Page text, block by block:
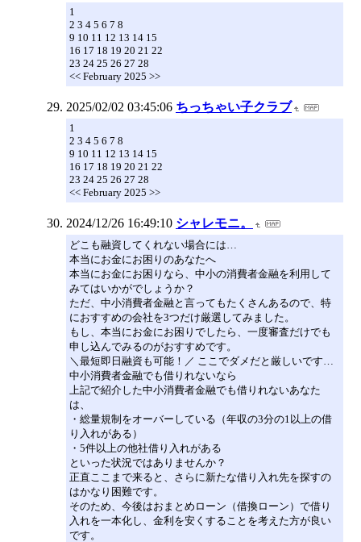
1
2 3 4 5 6 7 8
9 10 11 12 13 14 15
16 17 18 19 20 21 22
23 24 25 26 27 28
<< February 2025 >>
2025/02/02 03:45:06 ちっちゃい子クラブ
1
2 3 4 5 6 7 8
9 10 11 12 13 14 15
16 17 18 19 20 21 22
23 24 25 26 27 28
<< February 2025 >>
2024/12/26 16:49:10 シャレモニ。
どこも融資してくれない場合には…
本当にお金にお困りのあなたへ
本当にお金にお困りなら、中小の消費者金融を利用して
みてはいかがでしょうか？
ただ、中小消費者金融と言ってもたくさんあるので、特
におすすめの会社を3つだけ厳選してみました。
もし、本当にお金にお困りでしたら、一度審査だけでも
申し込んでみるのがおすすめです。
＼最短即日融資も可能！／ ここでダメだと厳しいです…
中小消費者金融でも借りれないなら
上記で紹介した中小消費者金融でも借りれないあなた
は、
・総量規制をオーバーしている（年収の3分の1以上の借
り入れがある）
・5件以上の他社借り入れがある
といった状況ではありませんか？
正直ここまで来ると、さらに新たな借り入れ先を探すの
はかなり困難です。
そのため、今後はおまとめローン（借換ローン）で借り
入れを一本化し、金利を安くすることを考えた方が良い
です。